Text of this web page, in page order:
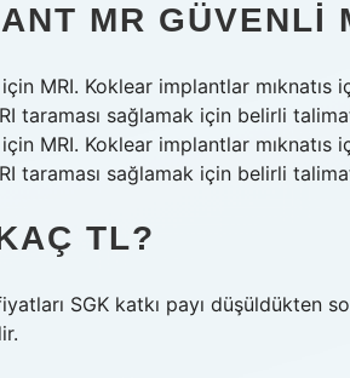
MR GÜVENLI
MRI. Koklear implantlar mıknatıs
taraması sağlamak için belirli
MRI. Koklear implantlar mıknatıs
taraması sağlamak için belirli
TL?
SGK katkı payı düşüldükten